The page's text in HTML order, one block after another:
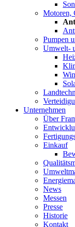
Motoren,
Pumpen
Umwelt-
Unternehmen
Über
Einkauf
News
Messen
Presse
Historie
Kontakt